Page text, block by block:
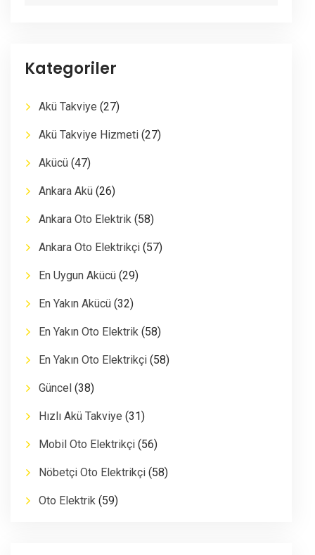
Kategoriler
Akü Takviye (27)
Akü Takviye Hizmeti (27)
Akücü (47)
Ankara Akü (26)
Ankara Oto Elektrik (58)
Ankara Oto Elektrikçi (57)
En Uygun Akücü (29)
En Yakın Akücü (32)
En Yakın Oto Elektrik (58)
En Yakın Oto Elektrikçi (58)
Güncel (38)
Hızlı Akü Takviye (31)
Mobil Oto Elektrikçi (56)
Nöbetçi Oto Elektrikçi (58)
Oto Elektrik (59)